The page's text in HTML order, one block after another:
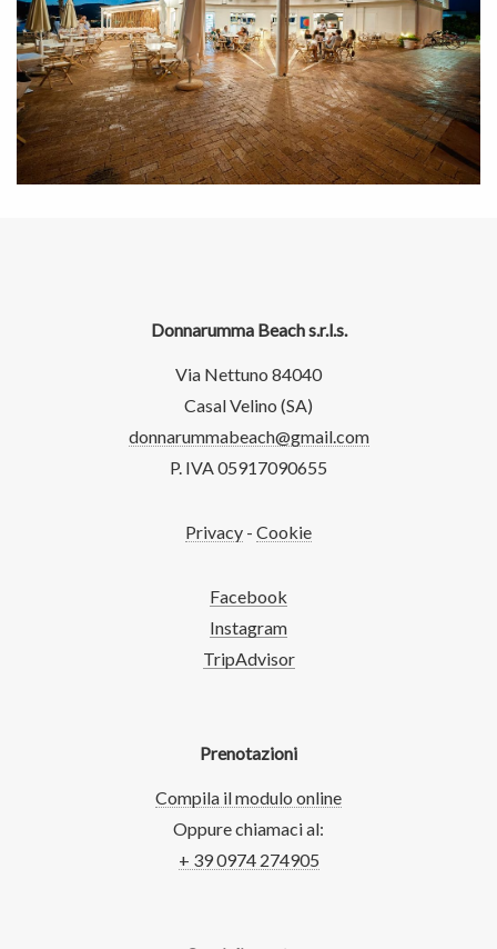
Donnarumma Beach s.r.l.s.
Via Nettuno 84040
Casal Velino (SA)
donnarummabeach@gmail.com
P. IVA 05917090655
Privacy - Cookie
Facebook
Instagram
TripAdvisor
Prenotazioni
Compila il modulo online
Oppure chiamaci al:
+ 39 0974 274905